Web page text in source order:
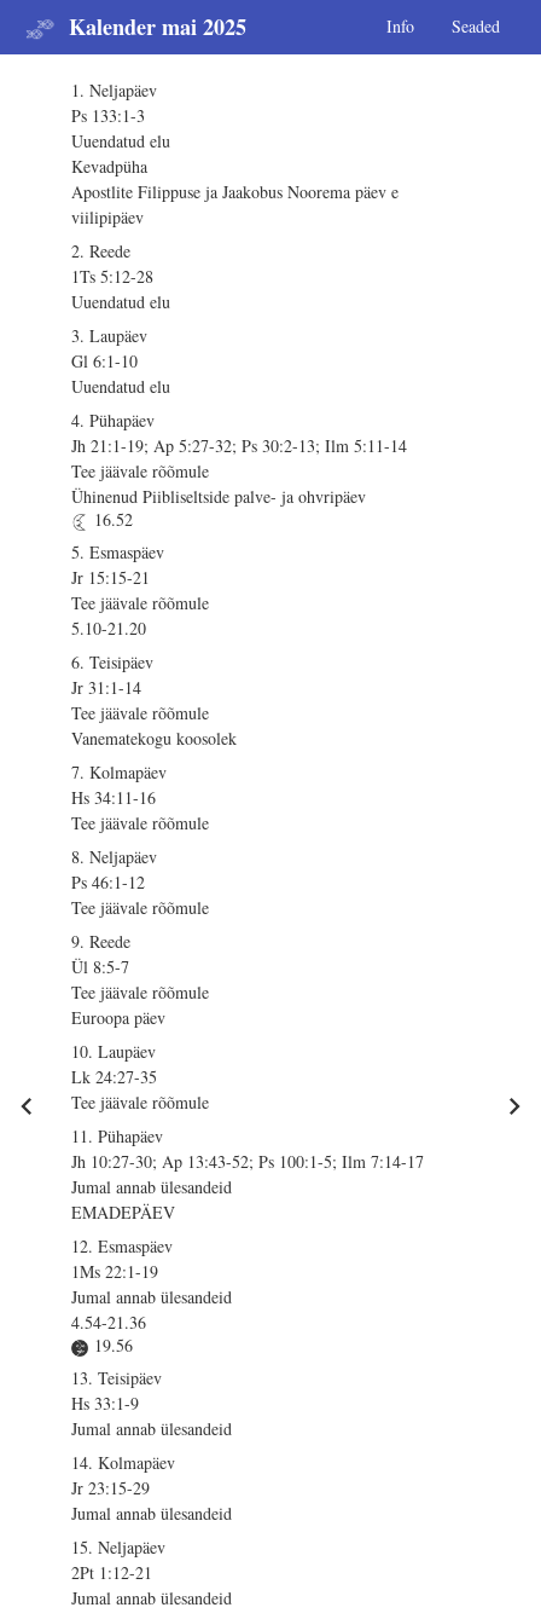
Kalender mai 2025 Info Seaded
1. Neljapäev
Ps 133:1-3
Uuendatud elu
Kevadpüha
Apostlite Filippuse ja Jaakobus Noorema päev e
viilipipäev
2. Reede
1Ts 5:12-28
Uuendatud elu
3. Laupäev
Gl 6:1-10
Uuendatud elu
4. Pühapäev
Jh 21:1-19; Ap 5:27-32; Ps 30:2-13; Ilm 5:11-14
Tee jäävale rõõmule
Ühinenud Piibliseltside palve- ja ohvripäev
16.52
5. Esmaspäev
Jr 15:15-21
Tee jäävale rõõmule
5.10-21.20
6. Teisipäev
Jr 31:1-14
Tee jäävale rõõmule
Vanematekogu koosolek
7. Kolmapäev
Hs 34:11-16
Tee jäävale rõõmule
8. Neljapäev
Ps 46:1-12
Tee jäävale rõõmule
9. Reede
Ül 8:5-7
Tee jäävale rõõmule
Euroopa päev
10. Laupäev
Lk 24:27-35
Tee jäävale rõõmule
11. Pühapäev
Jh 10:27-30; Ap 13:43-52; Ps 100:1-5; Ilm 7:14-17
Jumal annab ülesandeid
EMADEPÄEV
12. Esmaspäev
1Ms 22:1-19
Jumal annab ülesandeid
4.54-21.36
19.56
13. Teisipäev
Hs 33:1-9
Jumal annab ülesandeid
14. Kolmapäev
Jr 23:15-29
Jumal annab ülesandeid
15. Neljapäev
2Pt 1:12-21
Jumal annab ülesandeid